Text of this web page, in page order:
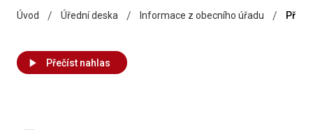
Úvod / Úřední deska / Informace z obecního úřadu /
Přečíst nahlas